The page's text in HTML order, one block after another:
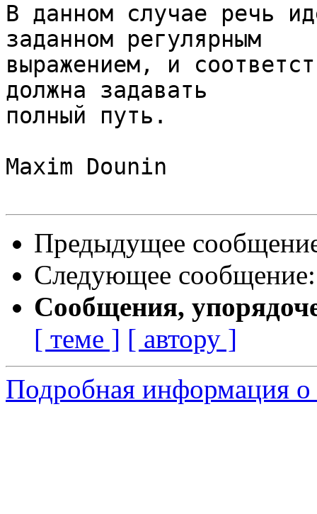
В данном случае речь
заданном регулярным
выражением, и
должна задавать
полный путь.
Maxim Dounin
Предыдущее
Следующее
Сообщения,
[ теме ] [ автору ]
Подробная информация